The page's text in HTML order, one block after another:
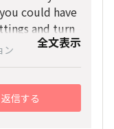
could have
and turn
I think that sh
If you send
it.
via
ン 全文表示
返信する